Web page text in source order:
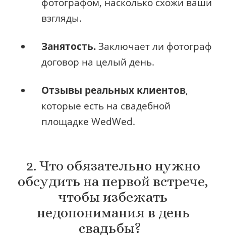
взгляды.
Занятость.Заключает ли фотограф
договор на целый день.
Отзывы реальных клиентов,
которые есть на свадебной
площадке WedWed.
2. Что обязательно нужно
обсудить на первой встрече,
чтобы избежать
недопонимания в день
свадьбы?